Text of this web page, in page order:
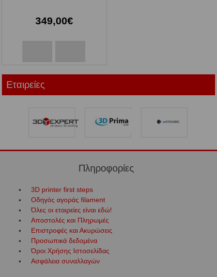
349,00€
Εταιρείες
Πληροφορίες
3D printer first steps
Οδηγός αγοράς filament
Όλες οι εταιρείες είναι εδώ!
Αποστολές και Πληρωμές
Επιστροφές και Ακυρώσεις
Προσωπικά δεδομένα
Όροι Χρήσης Ιστοσελίδας
Ασφάλεια συναλλαγών